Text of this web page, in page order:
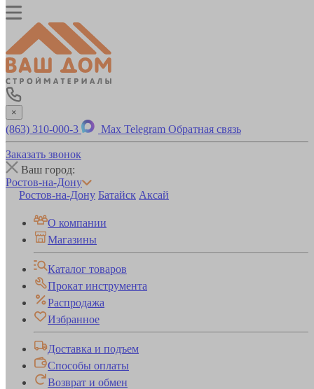
×
(863) 310-000-3 Max Telegram Обратная связь
Заказать звонок
Ваш город:
Ростов-на-Дону
Ростов-на-Дону Батайск Аксай
О компании
Магазины
Каталог товаров
Прокат инструмента
Распродажа
Избранное
Доставка и подъем
Способы оплаты
Возврат и обмен